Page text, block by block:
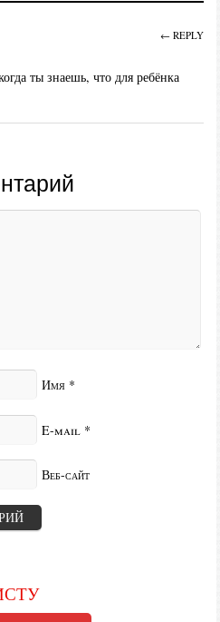
ты знаешь, что для ребёнка
← REPLY
Имя *
E-mail *
Веб-сайт